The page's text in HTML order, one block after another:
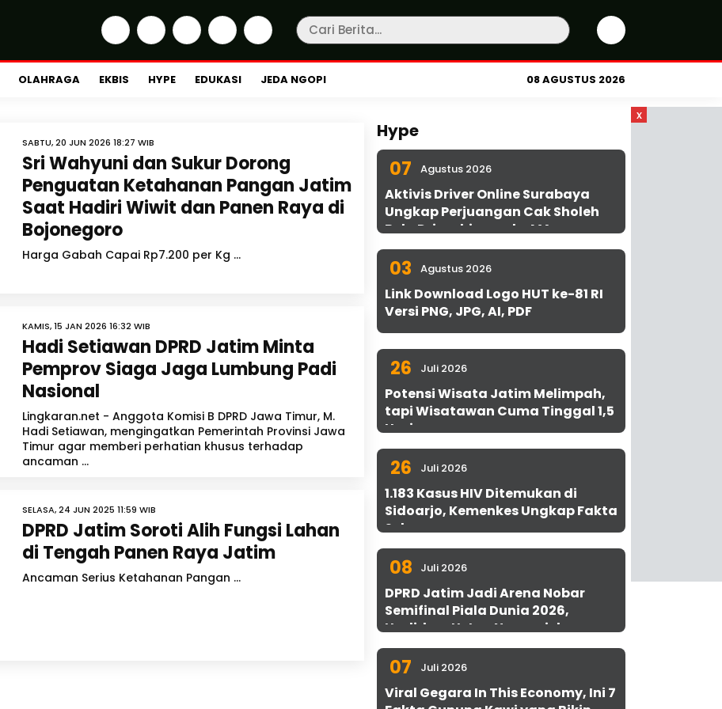
OLAHRAGA EKBIS HYPE EDUKASI JEDA NGOPI 08 AGUSTUS 2026
x
SABTU, 20 JUN 2026 18:27 WIB
Sri Wahyuni dan Sukur Dorong
Penguatan Ketahanan Pangan Jatim
Saat Hadiri Wiwit dan Panen Raya di
Bojonegoro
Harga Gabah Capai Rp7.200 per Kg ...
KAMIS, 15 JAN 2026 16:32 WIB
Hadi Setiawan DPRD Jatim Minta
Pemprov Siaga Jaga Lumbung Padi
Nasional
Lingkaran.net - Anggota Komisi B DPRD Jawa Timur, M.
Hadi Setiawan, mengingatkan Pemerintah Provinsi Jawa
Timur agar memberi perhatian khusus terhadap
ancaman ...
SELASA, 24 JUN 2025 11:59 WIB
DPRD Jatim Soroti Alih Fungsi Lahan
di Tengah Panen Raya Jatim
Ancaman Serius Ketahanan Pangan ...
Hype
07 Agustus 2026
Aktivis Driver Online Surabaya
Ungkap Perjuangan Cak Sholeh
Bela Driver hingga ke MA
03 Agustus 2026
Link Download Logo HUT ke-81 RI
Versi PNG, JPG, AI, PDF
26 Juli 2026
Potensi Wisata Jatim Melimpah,
tapi Wisatawan Cuma Tinggal 1,5
Hari
26 Juli 2026
1.183 Kasus HIV Ditemukan di
Sidoarjo, Kemenkes Ungkap Fakta
Sebenarnya
08 Juli 2026
DPRD Jatim Jadi Arena Nobar
Semifinal Piala Dunia 2026,
Hadirkan Uston Nawawi dan
UMKM Gratis untuk 1.000 Warga
07 Juli 2026
Viral Gegara In This Economy, Ini 7